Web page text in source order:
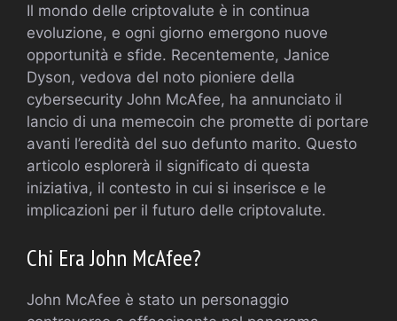
Il mondo delle criptovalute è in continua
evoluzione, e ogni giorno emergono nuove
opportunità e sfide. Recentemente, Janice
Dyson, vedova del noto pioniere della
cybersecurity John McAfee, ha annunciato il
lancio di una memecoin che promette di portare
avanti l’eredità del suo defunto marito. Questo
articolo esplorerà il significato di questa
iniziativa, il contesto in cui si inserisce e le
implicazioni per il futuro delle criptovalute.
Chi Era John McAfee?
John McAfee è stato un personaggio